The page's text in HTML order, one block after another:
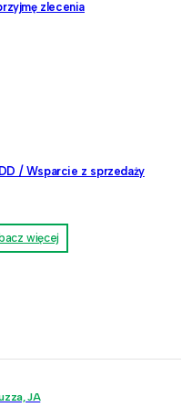
zlecenia
/ Wsparcie z sprzedaży
więcej
JA